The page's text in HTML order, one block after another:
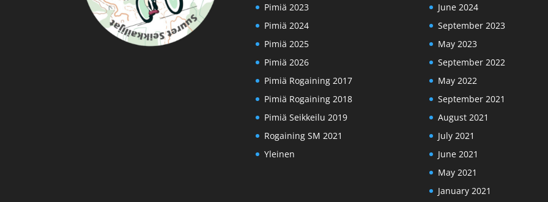
Pimiä 2023
Pimiä 2024
Pimiä 2025
Pimiä 2026
Pimiä Rogaining 2017
Pimiä Rogaining 2018
Pimiä Seikkeilu 2019
Rogaining SM 2021
Yleinen
June 2024
September 2023
May 2023
September 2022
May 2022
September 2021
August 2021
July 2021
June 2021
May 2021
January 2021